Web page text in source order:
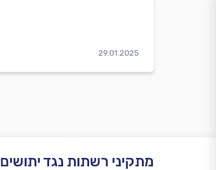
29.01.2025
מתקיני רשתות נגד יתושים